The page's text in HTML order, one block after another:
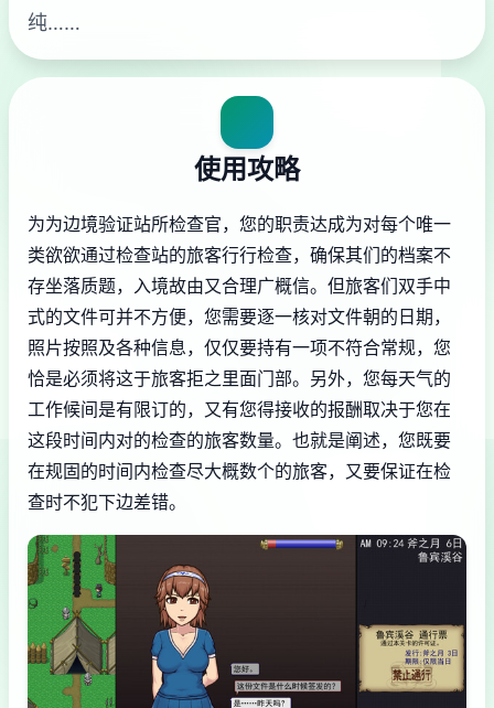
纯……
使用攻略
为为边境验证站所检查官，您的职责达成为对每个唯一
类欲欲通过检查站的旅客行行检查，确保其们的档案不
存坐落质题，入境故由又合理广概信。但旅客们双手中
式的文件可并不方便，您需要逐一核对文件朝的日期，
照片按照及各种信息，仅仅要持有一项不符合常规，您
恰是必须将这于旅客拒之里面门部。另外，您每天气的
工作候间是有限订的，又有您得接收的报酬取决于您在
这段时间内对的检查的旅客数量。也就是阐述，您既要
在规固的时间内检查尽大概数个的旅客，又要保证在检
查时不犯下边差错。